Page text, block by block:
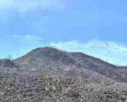
e
st
p
ar
tir
el